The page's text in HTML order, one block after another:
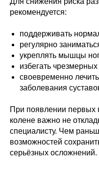
рекомендуется:
поддерживать
регулярно
укреплять мышцы
избегать
своевременно
заболевания
При появлении первых
колене важно не
специалисту. Чем
возможностей
серьёзных осложнений.
+371
Сообщение (необязательно)
ОТПРАВИТЬ